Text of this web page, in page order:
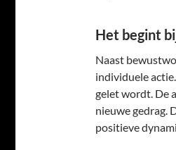
Het begint
Naast
individuele
gelet wordt. De
nieuwe gedrag.
positieve